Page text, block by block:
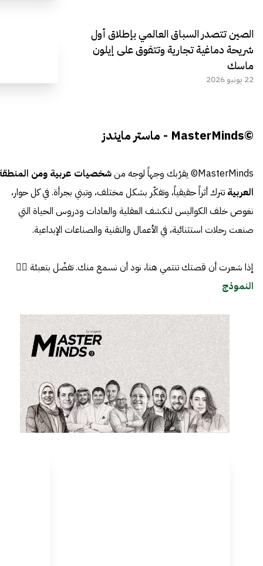
الصين تتصدر السباق العالمي بإطلاق أول
شريحة دماغية تجارية وتتفوق على إيلون
ماسك
22 يونيو 2026
©MasterMinds - ماستر مايندز
MasterMinds© يقرّبك وجهاً لوجه من
شخصيات عربية ومن
العربية تترك أثراً حقيقياً، وتفكّر بشكل مختلف، وتبني بجرأة. في كل حوار،
نغوص خلف الكواليس لنكشف العقلية والعادات ودروس الحياة التي
صنعت رحلات استثنائية، في الأعمال والتقنية والصناعات الإبداعية.
إذا شعرت أن قصتك تنتمي هنا، نود أن نسمع منك. تفضّل بتعبئة 👈🏼
النموذج